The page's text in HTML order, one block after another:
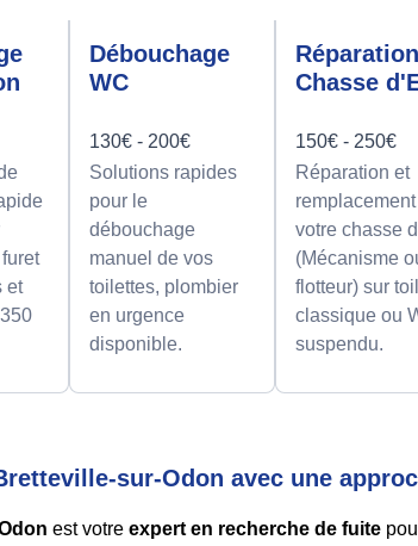
et
Débouchage
WC
130€ - 200€
Solutions rapides
pour le
débouchage
manuel de vos
toilettes, plombier
en urgence
disponible.
Réparation
Chasse
150€ - 250€
Réparation et
votre chasse
(Mécanisme
flotteur) sur
classique ou
suspendu.
sur-Odon avec une
est votre expert en recherche de fuite